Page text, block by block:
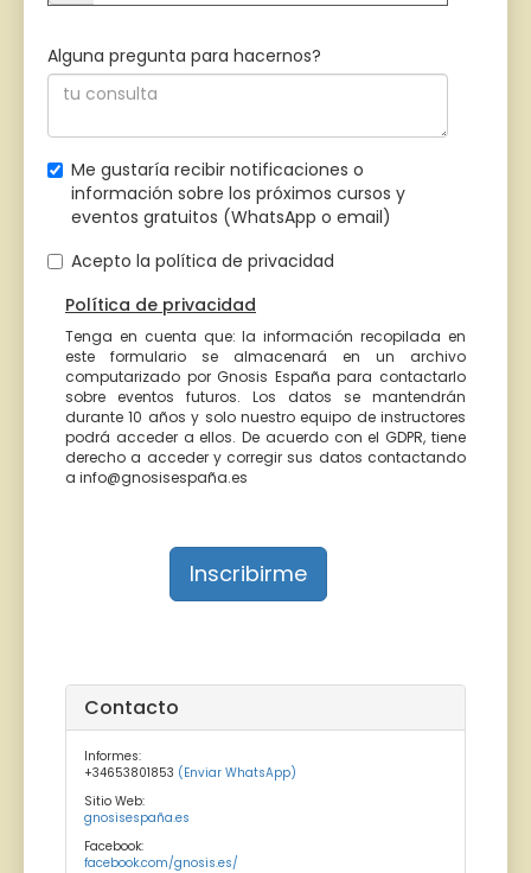
Alguna pregunta para hacernos?
Me gustaría recibir notificaciones o
información sobre los próximos cursos y
eventos gratuitos (WhatsApp o email)
Acepto la política de privacidad
Política de privacidad
Tenga en cuenta que: la información recopilada en
este formulario se almacenará en un archivo
computarizado por Gnosis España para contactarlo
sobre eventos futuros. Los datos se mantendrán
durante 10 años y solo nuestro equipo de instructores
podrá acceder a ellos. De acuerdo con el GDPR, tiene
derecho a acceder y corregir sus datos contactando
a info@gnosisespaña.es
Inscribirme
Contacto
Informes:
+34653801853 (Enviar WhatsApp)
Sitio Web:
gnosisespaña.es
Facebook:
facebook.com/gnosis.es/